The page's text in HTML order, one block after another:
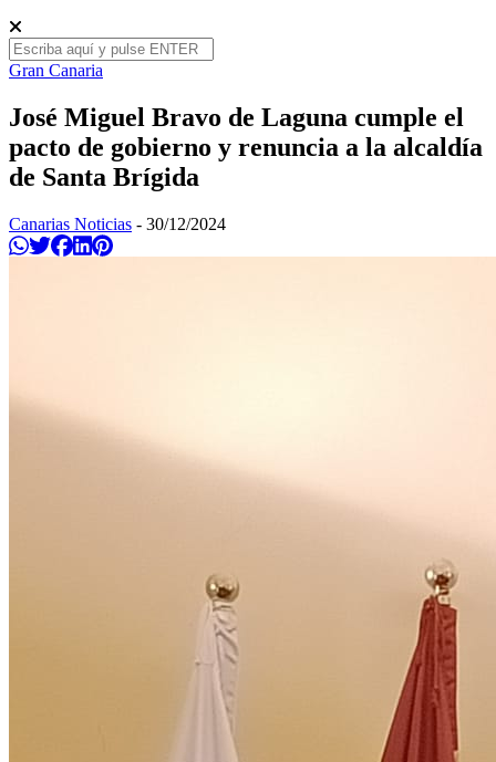
Gran Canaria
José Miguel Bravo de Laguna cumple el
pacto de gobierno y renuncia a la alcaldía
de Santa Brígida
Canarias Noticias - 30/12/2024
Compartir en Whatsapp
Twittear
Compartir en Facebook
Compartir en Linkedin
Compartir en Pinterest